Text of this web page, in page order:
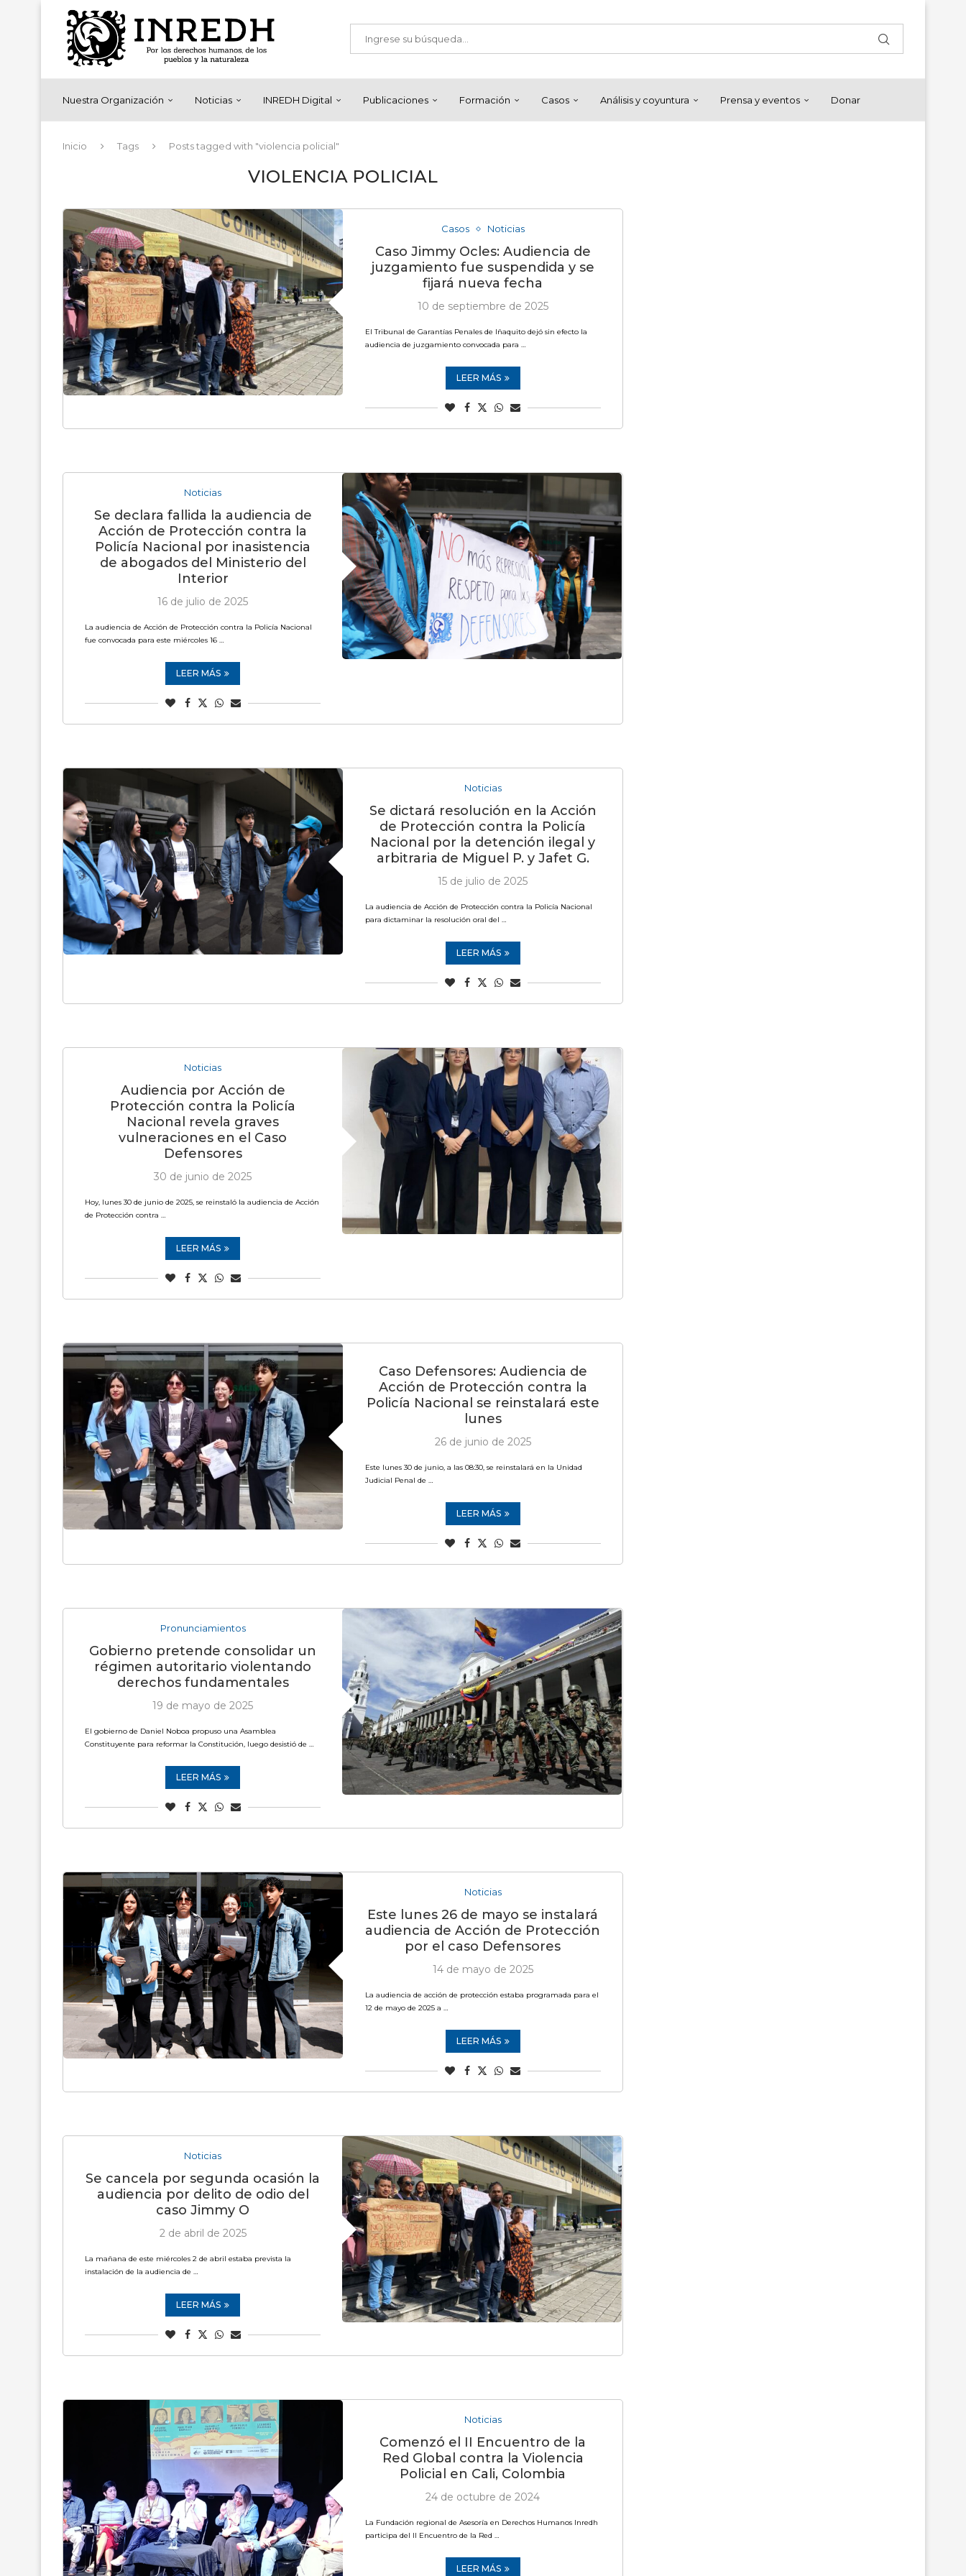
Nuestra Organización Noticias INREDH Digital Publicaciones Formación Casos Análisis y coyuntura Prensa y eventos Donar
Inicio Tags Posts tagged with "violencia policial"
VIOLENCIA POLICIAL
Casos Noticias
Caso Jimmy Ocles: Audiencia de
juzgamiento fue suspendida y se
fijará nueva fecha
10 de septiembre de 2025
El Tribunal de Garantías Penales de Iñaquito dejó sin efecto la
audiencia de juzgamiento convocada para …
LEER MÁS
Noticias
Se declara fallida la audiencia de
Acción de Protección contra la
Policía Nacional por inasistencia
de abogados del Ministerio del
Interior
16 de julio de 2025
La audiencia de Acción de Protección contra la Policía Nacional
fue convocada para este miércoles 16 …
LEER MÁS
Noticias
Se dictará resolución en la Acción
de Protección contra la Policía
Nacional por la detención ilegal y
arbitraria de Miguel P. y Jafet G.
15 de julio de 2025
La audiencia de Acción de Protección contra la Policía Nacional
para dictaminar la resolución oral del …
LEER MÁS
Noticias
Audiencia por Acción de
Protección contra la Policía
Nacional revela graves
vulneraciones en el Caso
Defensores
30 de junio de 2025
Hoy, lunes 30 de junio de 2025, se reinstaló la audiencia de Acción
de Protección contra …
LEER MÁS
Caso Defensores: Audiencia de
Acción de Protección contra la
Policía Nacional se reinstalará este
lunes
26 de junio de 2025
Este lunes 30 de junio, a las 08:30, se reinstalará en la Unidad
Judicial Penal de …
LEER MÁS
Pronunciamientos
Gobierno pretende consolidar un
régimen autoritario violentando
derechos fundamentales
19 de mayo de 2025
El gobierno de Daniel Noboa propuso una Asamblea
Constituyente para reformar la Constitución, luego desistió de …
LEER MÁS
Noticias
Este lunes 26 de mayo se instalará
audiencia de Acción de Protección
por el caso Defensores
14 de mayo de 2025
La audiencia de acción de protección estaba programada para el
12 de mayo de 2025 a …
LEER MÁS
Noticias
Se cancela por segunda ocasión la
audiencia por delito de odio del
caso Jimmy O
2 de abril de 2025
La mañana de este miércoles 2 de abril estaba prevista la
instalación de la audiencia de …
LEER MÁS
Noticias
Comenzó el II Encuentro de la
Red Global contra la Violencia
Policial en Cali, Colombia
24 de octubre de 2024
La Fundación regional de Asesoría en Derechos Humanos Inredh
participa del II Encuentro de la Red …
LEER MÁS